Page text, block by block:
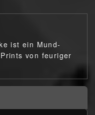
ist ein Mund-
von feuriger